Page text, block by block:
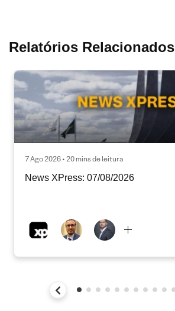
Relatórios Relacionados
7 Ago 2026 • 20 mins de leitura
News XPress: 07/08/2026